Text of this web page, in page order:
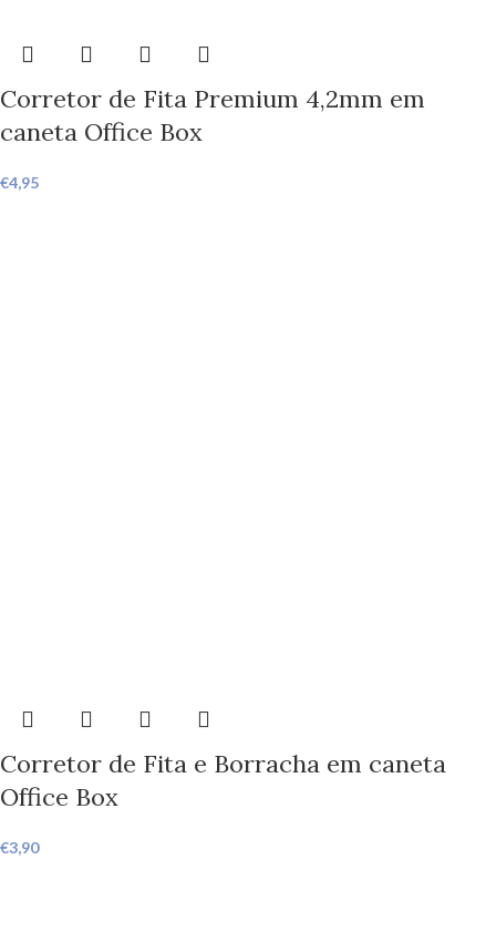
Corretor de Fita Premium 4,2mm em
caneta Office Box
€4,95
Corretor de Fita e Borracha em caneta
Office Box
€3,90